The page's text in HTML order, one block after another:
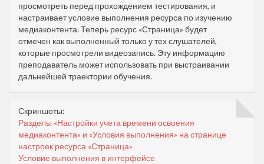
просмотреть перед прохождением тестирования, и
настраивает условие выполнения ресурса по изучению
медиаконтента. Теперь ресурс «Страница» будет
отмечен как выполненный только у тех слушателей,
которые просмотрели видеозапись. Эту информацию
преподаватель может использовать при выстраивании
дальнейшей траектории обучения.
Скриншоты:
Разделы «Настройки учета времени освоения
медиаконтента» и «Условия выполнения» на странице
настроек ресурса «Страница»
Условие выполнения в интерфейсе